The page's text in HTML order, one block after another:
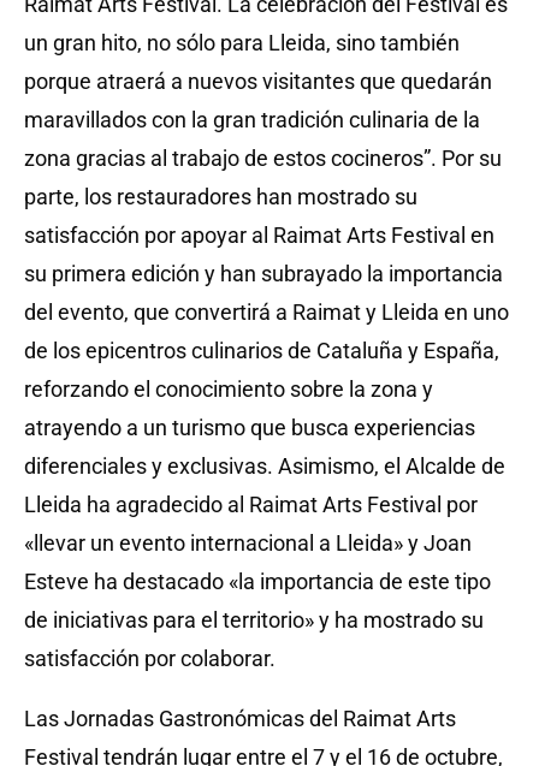
un gran hito, no sólo para Lleida, sino también
porque atraerá a nuevos visitantes que quedarán
maravillados con la gran tradición culinaria de la
zona gracias al trabajo de estos cocineros”. Por su
parte, los restauradores han mostrado su
satisfacción por apoyar al Raimat Arts Festival en
su primera edición y han subrayado la importancia
del evento, que convertirá a Raimat y Lleida en uno
de los epicentros culinarios de Cataluña y España,
reforzando el conocimiento sobre la zona y
atrayendo a un turismo que busca experiencias
diferenciales y exclusivas. Asimismo, el Alcalde de
Lleida ha agradecido al Raimat Arts Festival por
«llevar un evento internacional a Lleida» y Joan
Esteve ha destacado «la importancia de este tipo
de iniciativas para el territorio» y ha mostrado su
satisfacción por colaborar.
Las Jornadas Gastronómicas del Raimat Arts
Festival tendrán lugar entre el 7 y el 16 de octubre,